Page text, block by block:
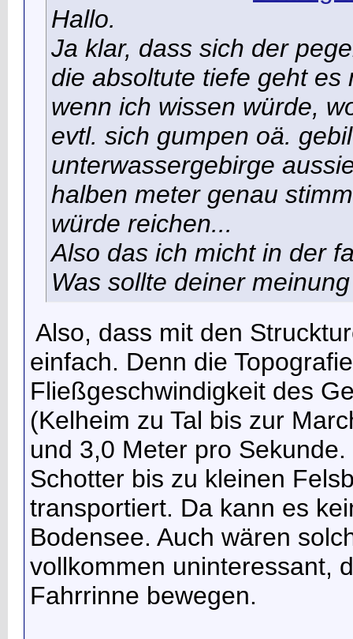
Hallo.
Ja klar, dass sich der
die absoltute tiefe geht
wenn ich wissen würde,
evtl. sich gumpen oä.
unterwassergebirge
halben meter genau
würde reichen...
Also das ich micht in der
Was sollte deiner
Also, dass mit den
einfach. Denn die
Fließgeschwindigkeit des
(Kelheim zu Tal bis zur
und 3,0 Meter pro
Schotter bis zu kleinen
transportiert. Da kann es
Bodensee. Auch wären
vollkommen uninteressant,
Fahrrinne bewegen.